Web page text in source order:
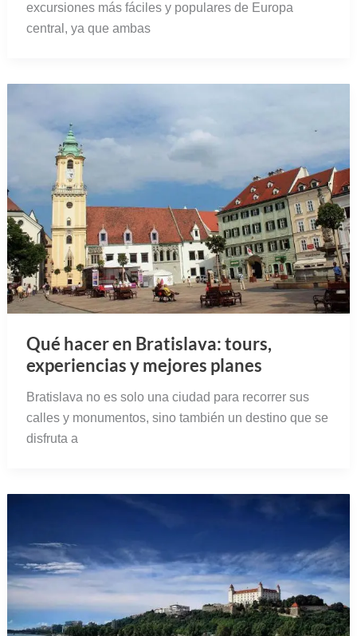
excursiones más fáciles y populares de Europa
central, ya que ambas
Qué hacer en Bratislava: tours,
experiencias y mejores planes
Bratislava no es solo una ciudad para recorrer sus
calles y monumentos, sino también un destino que se
disfruta a